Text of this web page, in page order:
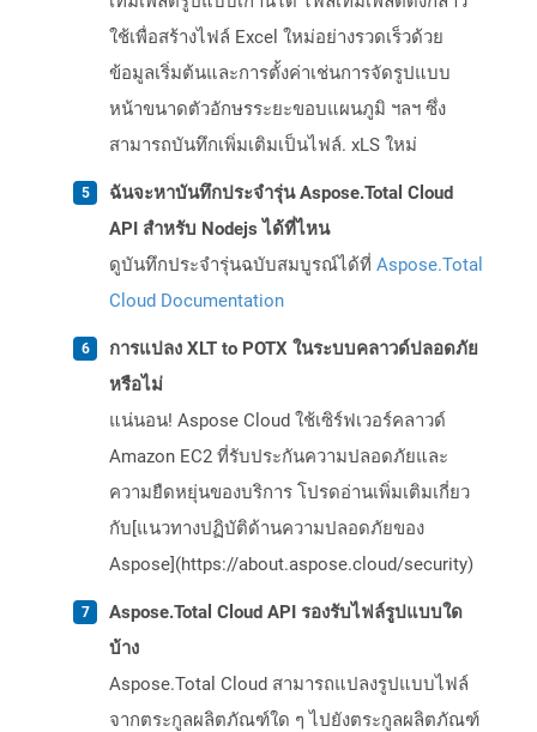
ใช้เพื่อสร้างไฟล์ Excel ใหม่อย่างรวดเร็วด้วย
ข้อมูลเริ่มต้นและการตั้งค่าเช่นการจัดรูปแบบ
หน้าขนาดตัวอักษรระยะขอบแผนภูมิ ฯลฯ ซึ่ง
สามารถบันทึกเพิ่มเติมเป็นไฟล์. xLS ใหม่
ฉันจะหาบันทึกประจำรุ่น Aspose.Total Cloud
API สำหรับ Nodejs ได้ที่ไหน
ดูบันทึกประจำรุ่นฉบับสมบูรณ์ได้ที่ Aspose.Total
Cloud Documentation
การแปลง XLT to POTX ในระบบคลาวด์ปลอดภัย
หรือไม่
แน่นอน! Aspose Cloud ใช้เซิร์ฟเวอร์คลาวด์
Amazon EC2 ที่รับประกันความปลอดภัยและ
ความยืดหยุ่นของบริการ โปรดอ่านเพิ่มเติมเกี่ยว
กับ[แนวทางปฏิบัติด้านความปลอดภัยของ
Aspose](https://about.aspose.cloud/security)
Aspose.Total Cloud API รองรับไฟล์รูปแบบใด
บ้าง
Aspose.Total Cloud สามารถแปลงรูปแบบไฟล์
จากตระกูลผลิตภัณฑ์ใด ๆ ไปยังตระกูลผลิตภัณฑ์